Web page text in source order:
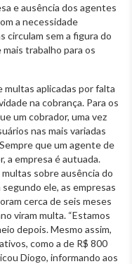
e ausência dos agentes
a necessidade
circulam sem a figura do
trabalho para os
multas aplicadas por falta
na cobrança. Para os
um cobrador, uma vez
nas mais variadas
que um agente de
a empresa é autuada.
sobre ausência do
ele, as empresas
cerca de seis meses
viram multa. “Estamos
depois. Mesmo assim,
como a de R$ 800
Diogo, informando aos